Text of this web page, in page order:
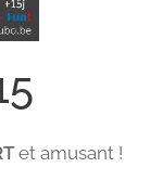
et amusant !